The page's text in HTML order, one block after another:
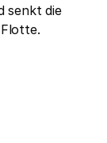
senkt die